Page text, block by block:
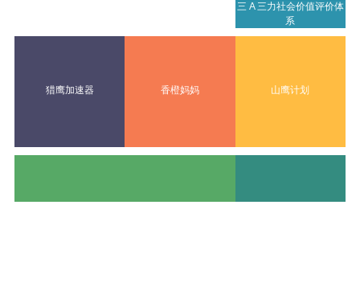
三 A 三力社会价值评价体
系
猎鹰加速器 香橙妈妈 山鹰计划